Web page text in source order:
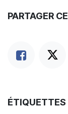
PARTAGER
ÉTIQUETTES